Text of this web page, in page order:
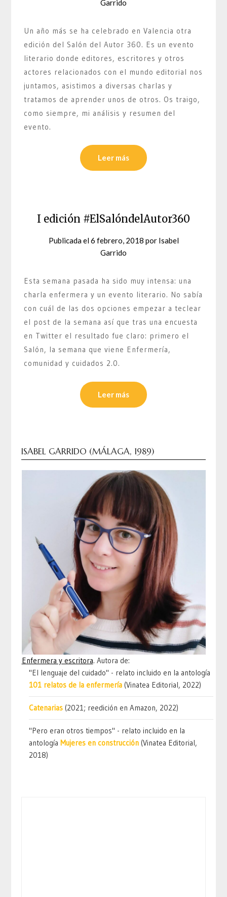
Garrido
Un año más se ha celebrado en Valencia otra
edición del Salón del Autor 360. Es un evento
literario donde editores, escritores y otros
actores relacionados con el mundo editorial nos
juntamos, asistimos a diversas charlas y
tratamos de aprender unos de otros. Os traigo,
como siempre, mi análisis y resumen del
evento.
Leer más
I edición #ElSalóndelAutor360
Publicada el6 febrero, 2018 por Isabel
Garrido
Esta semana pasada ha sido muy intensa: una
charla enfermera y un evento literario. No sabía
con cuál de las dos opciones empezar a teclear
el post de la semana así que tras una encuesta
en Twitter el resultado fue claro: primero el
Salón, la semana que viene Enfermería,
comunidad y cuidados 2.0.
Leer más
ISABEL GARRIDO (MÁLAGA, 1989)
Enfermera y escritora. Autora de:
"El lenguaje del cuidado" - relato incluido en la antología
101 relatos de la enfermería (Vinatea Editorial, 2022)
Catenarias (2021; reedición en Amazon, 2022)
"Pero eran otros tiempos" - relato incluido en la
antologíaMujeres en construcción (Vinatea Editorial,
2018)